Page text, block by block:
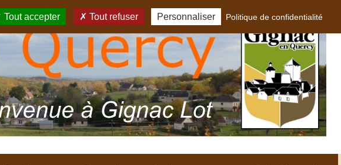
Tout accepter Tout refuser Personnaliser Politique de confidentialité